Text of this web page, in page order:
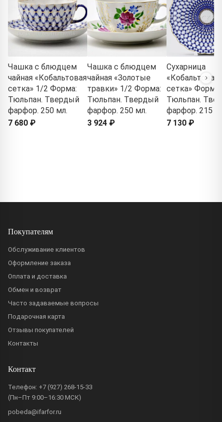
Чашка с блюдцем
чайная «Кобальтовая
сетка» 1/2 Форма:
Тюльпан. Твердый
фарфор. 250 мл.
7 680 ₽
Чашка с блюдцем
чайная «Золотые
травки» 1/2 Форма:
Тюльпан. Твердый
фарфор. 250 мл.
3 924 ₽
Сухарница
«Кобальтовая
сетка» Форма:
Тюльпан.
фарфор. 215
7 130 ₽
Покупателям
Обслуживание клиентов
Оформление заказа
Оплата и доставка
Обмен и возврат
Часто задаваемые вопросы
Подарочная карта
Отзывы покупателей
Контакты
Контакт
Телефон: +7 (927) 268-15-33
(Пн–Пт 9:00–16:30 МСК)
pobeda@ifarfor.ru